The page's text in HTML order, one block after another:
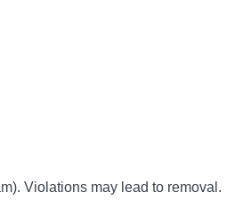
Violations may lead to removal.